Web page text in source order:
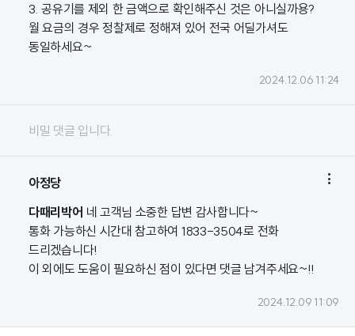
3. 공유기를 제외 한 금액으로 확인해주신 것은 아니실까용?
월 요금의 경우 정찰제로 정해져 있어 전국 어딜가셔도
동일하세요~
2024.12.06 11:24
비밀 댓글 입니다.
아정당 
다때리박어 네 고객님 소중한 답변 감사합니다~
통화 가능하신 시간대 참고하여 1833-3504로 전화
드리겠습니다!
이 외에도 도움이 필요하신 점이 있다면 댓글 남겨주세요~!!
2024.12.09 11:09